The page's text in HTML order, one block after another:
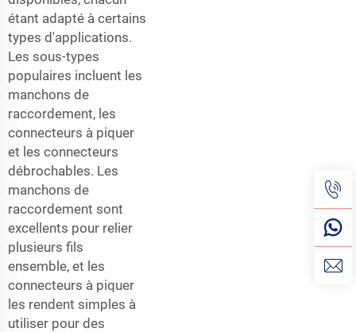
étant adapté à certains
types d'applications.
Les sous-types
populaires incluent les
manchons de
raccordement, les
connecteurs à piquer
et les connecteurs
débrochables. Les
manchons de
raccordement sont
excellents pour relier
plusieurs fils
ensemble, et les
connecteurs à piquer
les rendent simples à
utiliser pour des